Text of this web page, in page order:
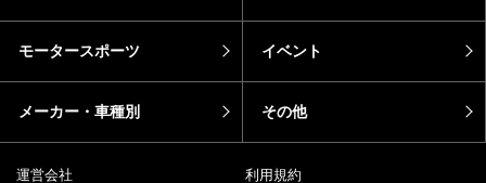
モータースポーツ イベント
メーカー・車種別 その他
運営会社 利用規約